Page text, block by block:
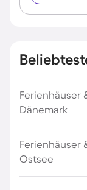
Ferienhäuser
Dänemark
Ferienhäuser
Ostsee